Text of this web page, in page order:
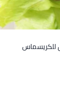
للكريسماس